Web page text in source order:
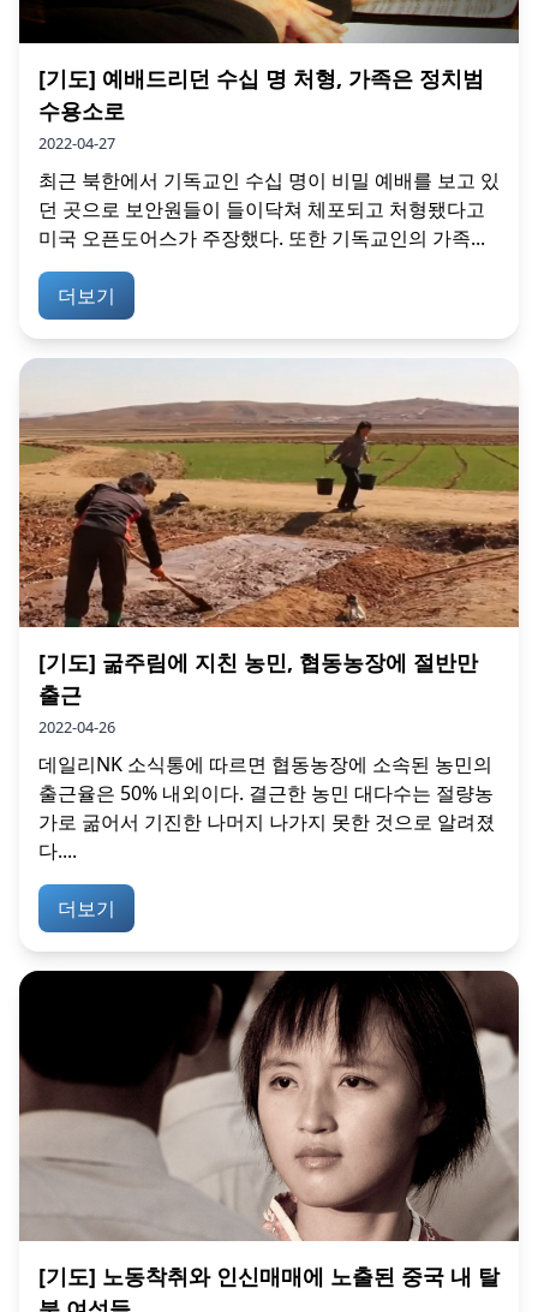
[기도] 예배드리던 수십 명 처형, 가족은 정치범
수용소로
2022-04-27
최근 북한에서 기독교인 수십 명이 비밀 예배를 보고 있
던 곳으로 보안원들이 들이닥쳐 체포되고 처형됐다고
미국 오픈도어스가 주장했다. 또한 기독교인의 가족...
더보기
[기도] 굶주림에 지친 농민, 협동농장에 절반만
출근
2022-04-26
데일리NK 소식통에 따르면 협동농장에 소속된 농민의
출근율은 50% 내외이다. 결근한 농민 대다수는 절량농
가로 굶어서 기진한 나머지 나가지 못한 것으로 알려졌
다....
더보기
[기도] 노동착취와 인신매매에 노출된 중국 내 탈